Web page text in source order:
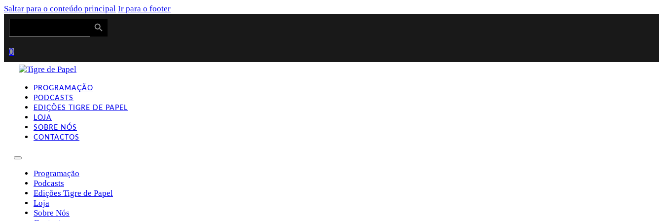
Saltar para o conteúdo principal Ir para o footer
Search
Search Button
0
PROGRAMAÇÃO
PODCASTS
EDIÇÕES TIGRE DE PAPEL
LOJA
SOBRE NÓS
CONTACTOS
Programação
Podcasts
Edições Tigre de Papel
Loja
Sobre Nós